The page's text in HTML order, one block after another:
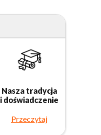
Nasza tradycja
i doświadczenie
Przeczytaj